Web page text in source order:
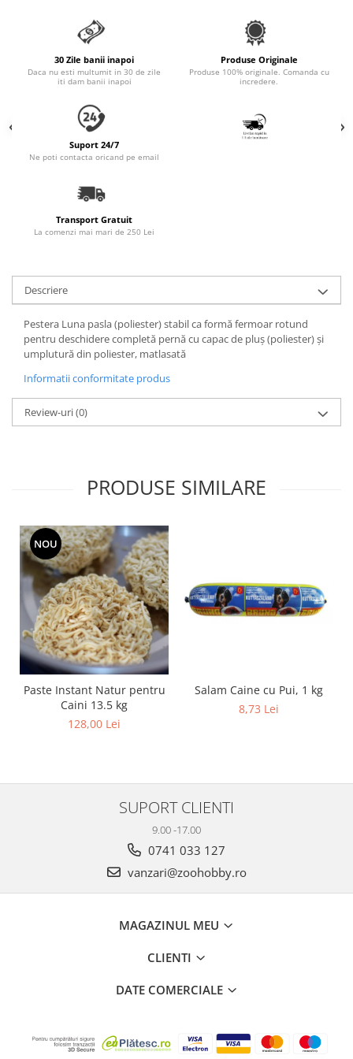
Accesorii Acasă și Mobilier
Identificare
Dresaj & Sport
30 Zile banii inapoi
Daca nu esti multumit in 30 de zile
iti dam banii inapoi
Produse Originale
Produse 100% originale. Comanda cu
incredere.
Suport 24/7
Ne poti contacta oricand pe email
Transport Gratuit
La comenzi mai mari de 250 Lei
Descriere
Pestera Luna pasla (poliester) stabil ca formă fermoar rotund
pentru deschidere completă pernă cu capac de pluș (poliester) și
umplutură din poliester, matlasată
Informatii conformitate produs
Review-uri(0)
PRODUSE SIMILARE
NOU
Paste Instant Natur pentru
Caini 13.5 kg
128,00 Lei
Salam Caine cu Pui, 1 kg
8,73 Lei
SUPORT CLIENTI
9.00 -17.00
0741 033 127
vanzari@zoohobby.ro
MAGAZINUL MEU
CLIENTI
DATE COMERCIALE